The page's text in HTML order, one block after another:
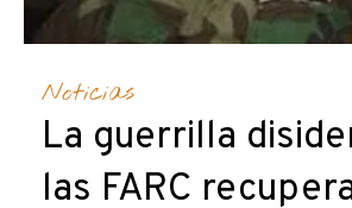
Noticias
La guerrilla
las FARC